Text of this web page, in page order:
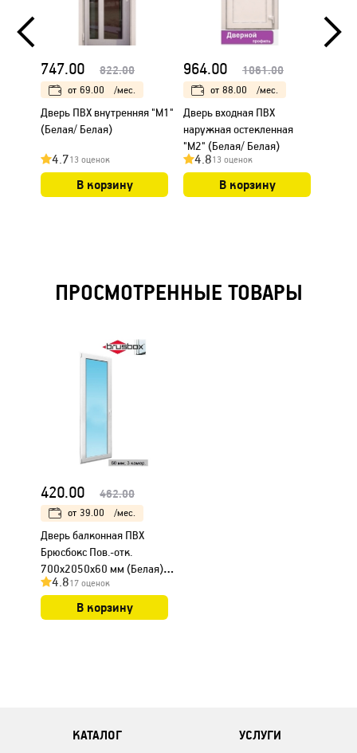
747.00 822.00
от 69.00 /мес.
Дверь ПВХ внутренняя "М1"
(Белая/ Белая)
4.713 оценок
В корзину
964.00 1061.00
от 88.00 /мес.
Дверь входная ПВХ
наружная остекленная
"М2" (Белая/ Белая)
4.813 оценок
В корзину
ПРОСМОТРЕННЫЕ ТОВАРЫ
420.00 462.00
от 39.00 /мес.
Дверь балконная ПВХ
Брюсбокс Пов.-отк.
700х2050х60 мм (Белая)
без импоста ПО
4.817 оценок
В корзину
КАТАЛОГ УСЛУГИ